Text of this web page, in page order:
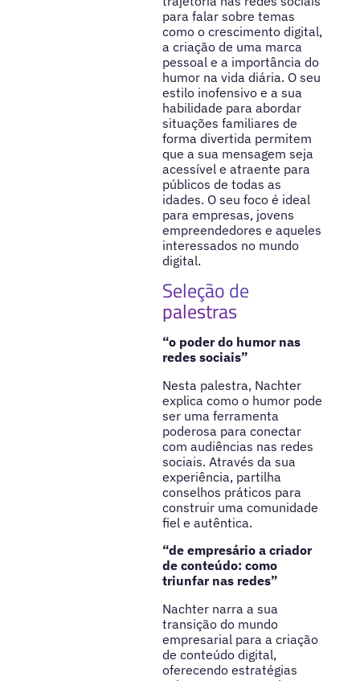
para falar sobre temas
como o crescimento digital,
a criação de uma marca
pessoal e a importância do
humor na vida diária. O seu
estilo inofensivo e a sua
habilidade para abordar
situações familiares de
forma divertida permitem
que a sua mensagem seja
acessível e atraente para
públicos de todas as
idades. O seu foco é ideal
para empresas, jovens
empreendedores e aqueles
interessados no mundo
digital.
Seleção de
palestras
“o poder do humor nas
redes sociais”
Nesta palestra, Nachter
explica como o humor pode
ser uma ferramenta
poderosa para conectar
com audiências nas redes
sociais. Através da sua
experiência, partilha
conselhos práticos para
construir uma comunidade
fiel e autêntica.
“de empresário a criador
de conteúdo: como
triunfar nas redes”
Nachter narra a sua
transição do mundo
empresarial para a criação
de conteúdo digital,
oferecendo estratégias